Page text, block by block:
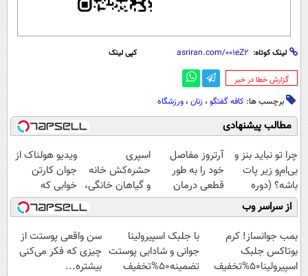
لینک کوتاه: کپی لینک
‌گزارش خطا در خبر
برچسب ها: کافه گفتگو ، زنان ، ورزشگاه
مطالب پیشنهادی
چرا تو نباید بنز و
بی‌ام‌و زیر پات
باشه؟ (دوره
رایگان درآمد
میلیاردی)
آرتروز مفاصل
خود را به طور
قطعی درمان
کنید!
◗پرسش‌نامه◖
اسپری
حشره‌کش خانه
و گیاهان خانگی،
نابودکننده انواع
حشرات خانگی و
آفات
ویدیو هولناک از
جوان کارتن
خوابی که
میلیاردر شد.
آموزش رایگان
از سراسر وب
بمب جوانساز! کرم
بوتاکس جلبک
اسپیرولینا50%تخفیف
با جلبک اسپیرولینا
جوانی و شادابی پوستت
تضمینه50%تخفیف
سن واقعی پوستت از
چیزی که فکر می‌کنی
بیشتره...